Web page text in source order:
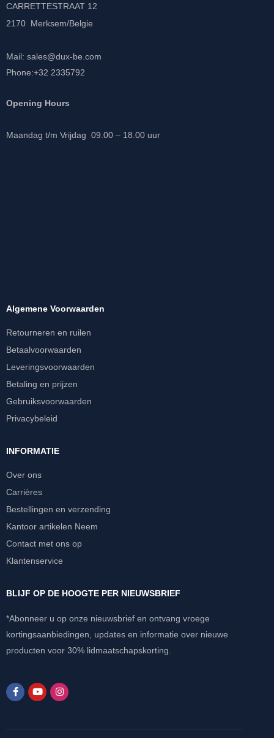
CARRETTESTRAAT 12
2170 Merksem/Belgie
Mail: sales@dux-be.com
Phone:+32 2335792
Opening Hours
Maandag t/m Vrijdag 09.00 – 18.00 uur
Algemene Voorwaarden
Retourneren en ruilen
Betaalvoorwaarden
Leveringsvoorwaarden
Betaling en prijzen
Gebruiksvoorwaarden
Privacybeleid
INFORMATIE
Over ons
Carrières
Bestellingen en verzending
Kantoor artikelen Neem
Contact met ons op
Klantenservice
BLIJF OP DE HOOGTE PER NIEUWSBRIEF
*Abonneer u op onze nieuwsbrief en ontvang vroege
kortingsaanbiedingen, updates en informatie over nieuwe
producten voor 30% lidmaatschapskorting.